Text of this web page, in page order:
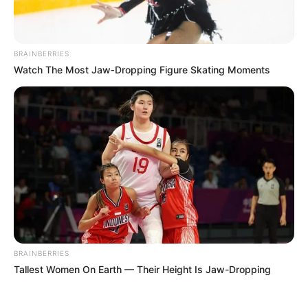
um pouco sobre você. Fácil, não é?Entre em
BRAINBERRIES
Watch The Most Jaw‑Dropping Figure Skating Moments
BRAINBERRIES
Tallest Women On Earth — Their Height Is Jaw-Dropping